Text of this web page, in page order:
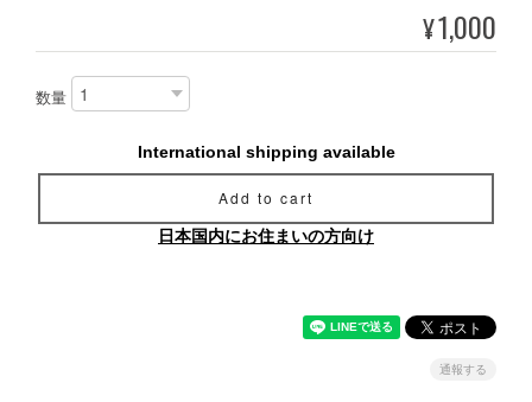
¥1,000
数量
International shipping available
Add to cart
日本国内にお住まいの方向け
通報する